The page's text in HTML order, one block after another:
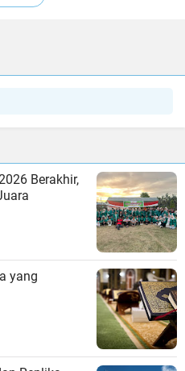
Berakhir,
yang